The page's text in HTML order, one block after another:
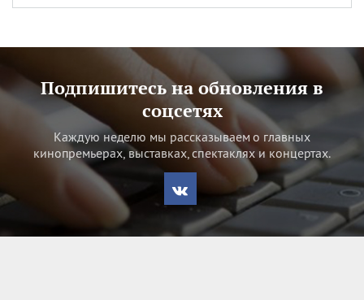
Подпишитесь на обновления в
соцсетях
Каждую неделю мы рассказываем о главных
кинопремьерах, выставках, спектаклях и концертах.